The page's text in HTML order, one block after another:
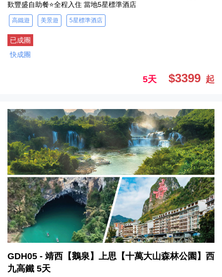
歎豐盛自助餐⭐全程入住 當地5星標準酒店
高鐵遊 美景遊 5星標準酒店
已成團
快成團
5天 $3399 起
GDH05 - 靖西【鵝泉】上思【十萬大山森林公園】西
九高鐵 5天